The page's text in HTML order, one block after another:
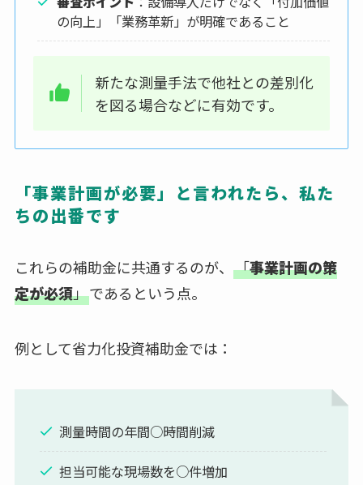
の向上」「業務革新」が明確であること
新たな測量手法で他社との差別化
を図る場合などに有効です。
「事業計画が必要」と言われたら、私た
ちの出番です
これらの補助金に共通するのが、 「事業計画の策
定が必須」であるという点。
例として省力化投資補助金では：
測量時間の年間○時間削減
担当可能な現場数を○件増加